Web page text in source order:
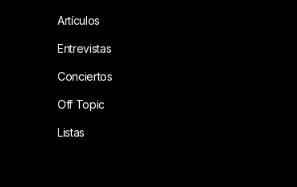
Artículos
Entrevistas
Conciertos
Off Topic
Listas